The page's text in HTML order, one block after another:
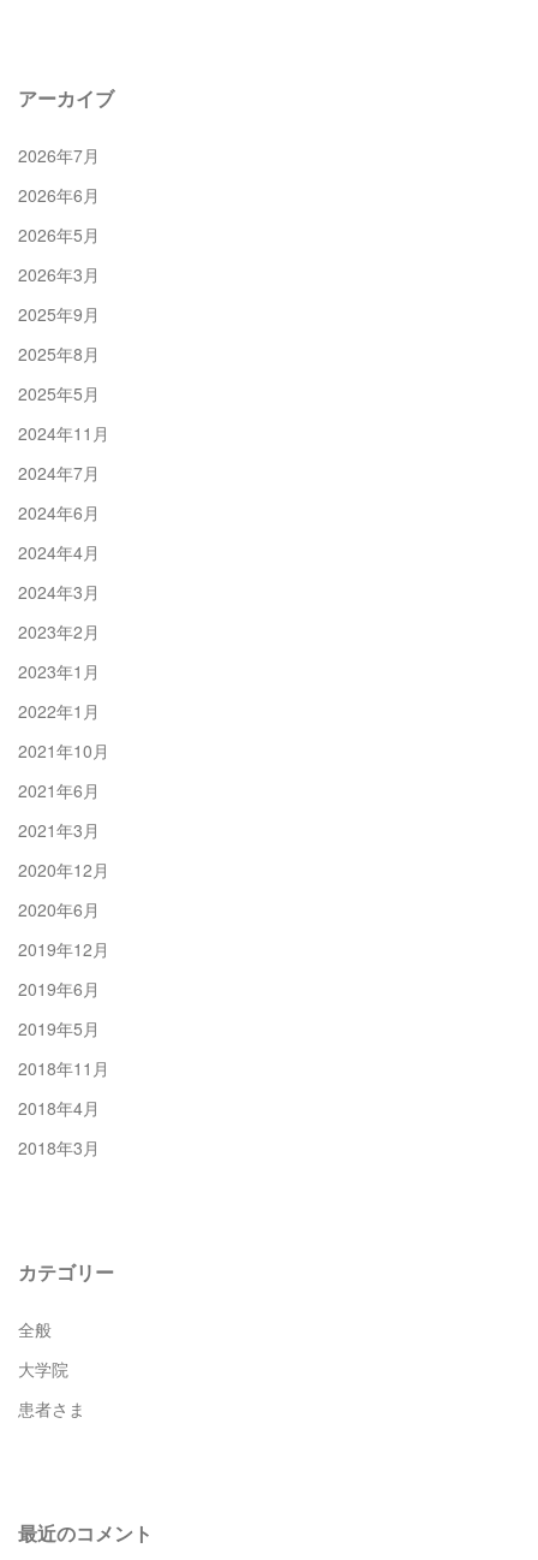
アーカイブ
2026年7月
2026年6月
2026年5月
2026年3月
2025年9月
2025年8月
2025年5月
2024年11月
2024年7月
2024年6月
2024年4月
2024年3月
2023年2月
2023年1月
2022年1月
2021年10月
2021年6月
2021年3月
2020年12月
2020年6月
2019年12月
2019年6月
2019年5月
2018年11月
2018年4月
2018年3月
カテゴリー
全般
大学院
患者さま
最近のコメント